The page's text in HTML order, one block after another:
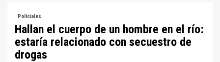
Policiales
Hallan el cuerpo de un hombre en el río:
estaría relacionado con secuestro de
drogas